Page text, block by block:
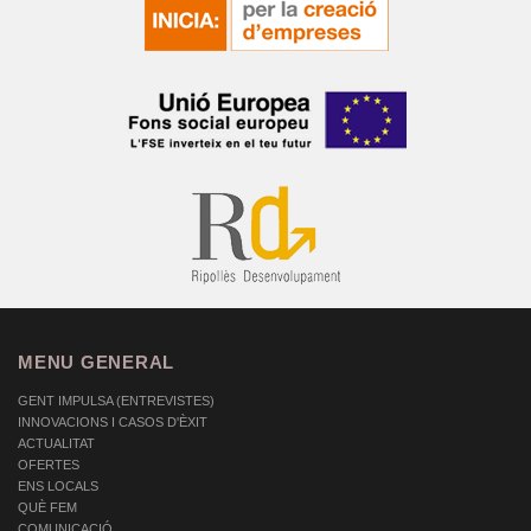
MENU GENERAL
GENT IMPULSA (ENTREVISTES)
INNOVACIONS I CASOS D'ÈXIT
ACTUALITAT
OFERTES
ENS LOCALS
QUÈ FEM